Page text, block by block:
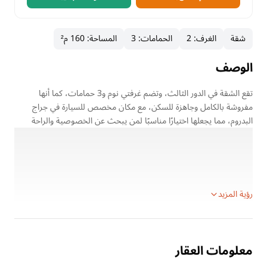
شقة الغرف:
2 الحمامات:
3 المساحة:160 م²
الوصف
تقع الشقة في الدور الثالث، وتضم غرفتي نوم و3 حمامات، كما أنها
مفروشة بالكامل وجاهزة للسكن، مع مكان مخصص للسيارة في جراج
البدروم، مما يجعلها اختيارًا مناسبًا لمن يبحث عن الخصوصية والراحة
رؤية المزيد
معلومات العقار